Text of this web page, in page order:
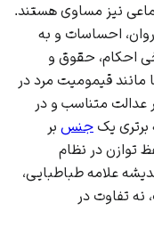
نیز مساوی هستند.
روان، احساسات و به
احکام، حقوق و
قیمومیت مرد در
عدالت متناسب و در
برتری یک جنس بر
توازن در نظام
علامه طباطبایی،
تفاوت در